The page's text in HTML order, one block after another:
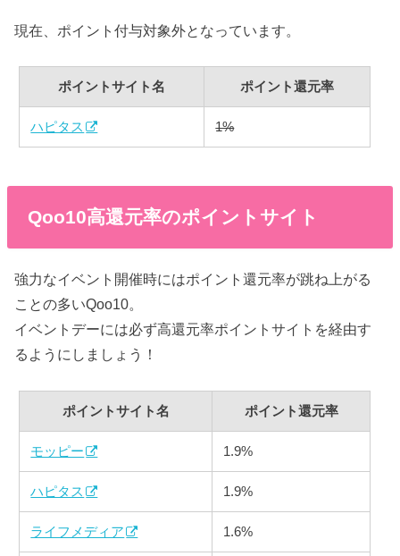
現在、ポイント付与対象外となっています。
ポイントサイト名 ポイント還元率
ハピタス 1%
Qoo10高還元率のポイントサイト
強力なイベント開催時にはポイント還元率が跳ね上がる
ことの多いQoo10。
イベントデーには必ず高還元率ポイントサイトを経由す
るようにしましょう！
ポイントサイト名 ポイント還元率
モッピー 1.9%
ハピタス 1.9%
ライフメディア 1.6%